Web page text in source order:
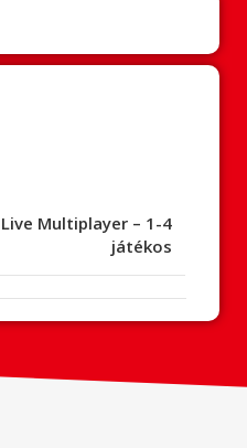
Live Multiplayer – 1-4
játékos